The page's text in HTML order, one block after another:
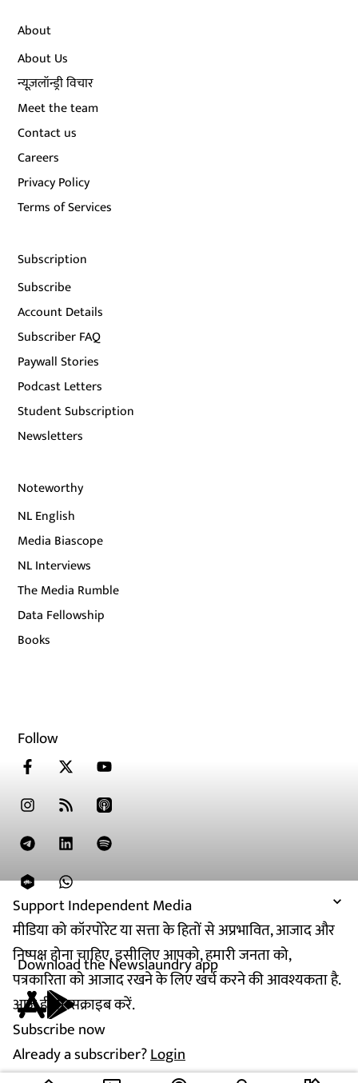
Support Independent Media
मीडिया को कॉरपोरेट या सत्ता के हितों से अप्रभावित, आजाद और
निष्पक्ष होना चाहिए. इसीलिए आपको, हमारी जनता को,
पत्रकारिता को आजाद रखने के लिए खर्च करने की आवश्यकता है.
आज ही सब्सक्राइब करें.
Subscribe now
Already a subscriber?Login
About
About Us
न्यूज़लॉन्ड्री विचार
Meet the team
Contact us
Careers
Privacy Policy
Terms of Services
Subscription
Subscribe
Account Details
Subscriber FAQ
Paywall Stories
Podcast Letters
Student Subscription
Newsletters
Noteworthy
NL English
Media Biascope
NL Interviews
The Media Rumble
Data Fellowship
Books
Follow
Download the Newslaundry app